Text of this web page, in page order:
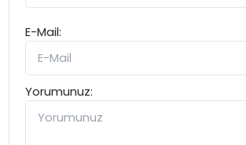
E-Mail:
Yorumunuz: